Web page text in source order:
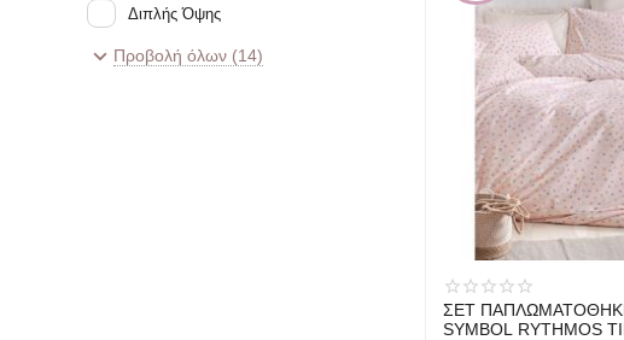
ΣΕΤ
SYMBOL RYTHMOS
Σάπιο Μήλο
ΣΙΕΛ
Διπλής Όψης
Εμπριμέ
Προβολή όλων (14)